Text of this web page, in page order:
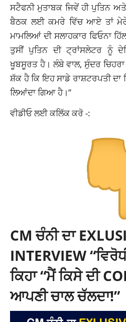
ਸਟੈਫਨੀ ਮੁਤਾਬਕ ਜਿਵੇਂ ਹੀ ਪੁਤਿਨ
ਬੈਠਕ ਲਈ ਕਮਰੇ ਵਿੱਚ ਆਏ ਤਾਂ
ਮਾਮਲਿਆਂ ਦੀ ਸਲਾਹਕਾਰ ਫਿਓਨਾ
ਤੁਸੀਂ ਪੁਤਿਨ ਦੀ ਟ੍ਰਾਂਸਲੇਟਰ ਨੂੰ
ਖੂਬਸੂਰਤ ਹੈ। ਲੰਬੇ ਵਾਲ, ਸੁੰਦਰ
ਸ਼ੱਕ ਹੈ ਕਿ ਇਹ ਸਾਡੇ ਰਾਸ਼ਟਰਪਤੀ
ਲਿਆਂਦਾ ਗਿਆ ਹੈ।”
ਵੀਡੀਓ ਲਈ ਕਲਿੱਕ ਕਰੋ -:
CM ਚੰਨੀ ਦਾ
INTERVIEW
ਕਿਹਾ “ਮੈਂ ਕਿਸੇ ਦੀ
ਆਪਣੀ ਚਾਲ ਚੱਲਦਾ!”